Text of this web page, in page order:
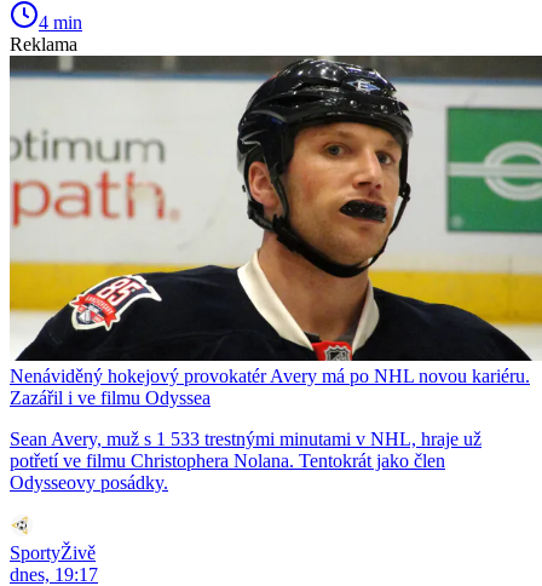
4 min
Reklama
Nenáviděný hokejový provokatér Avery má po NHL novou kariéru.
Zazářil i ve filmu Odyssea
Sean Avery, muž s 1 533 trestnými minutami v NHL, hraje už
potřetí ve filmu Christophera Nolana. Tentokrát jako člen
Odysseovy posádky.
SportyŽivě
dnes, 19:17